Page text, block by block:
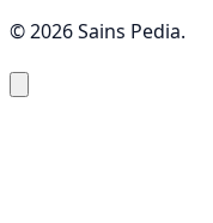
© 2026 Sains Pedia.